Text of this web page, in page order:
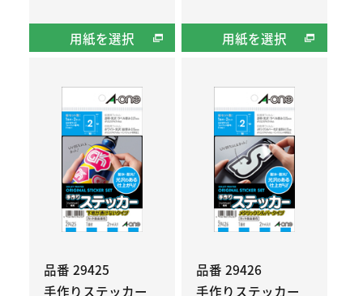
用紙を選択 用紙を選択
品番 29425
手作りステッカー
品番 29426
手作りステッカー